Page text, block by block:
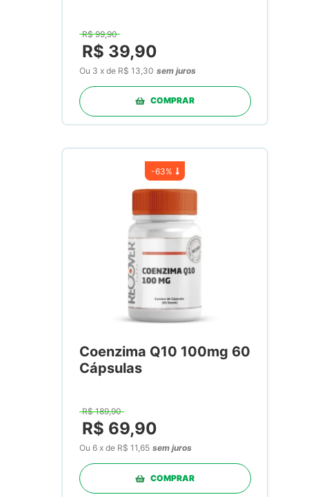
R$ 99,90
R$ 39,90
Ou 3 xde R$ 13,30 sem juros
COMPRAR
-63%
Coenzima Q10 100mg 60
Cápsulas
R$ 189,90
R$ 69,90
Ou 6 xde R$ 11,65 sem juros
COMPRAR